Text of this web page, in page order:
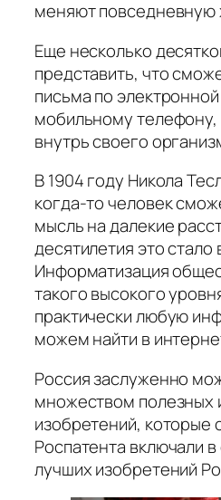
меняют повседневную
Еще несколько
представить, что
письма по
мобильному телефону,
внутрь своего
В 1904 году Никола
когда-то человек
мысль на далекие
десятилетия это
Информатизация
такого высокого
практически любую
можем найти в
Россия заслуженно
множеством полезных
изобретений, которые
Роспатента включали в
лучших изобретений